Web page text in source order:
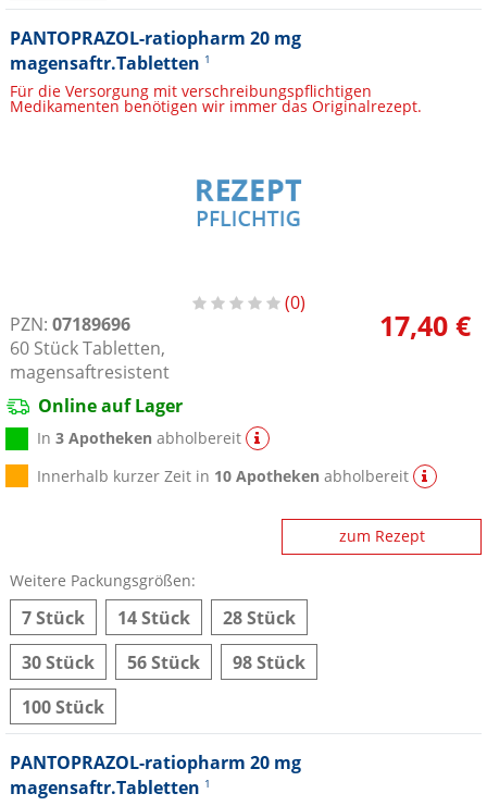
PANTOPRAZOL-ratiopharm 20 mg
magensaftr.Tabletten 1
Für die Versorgung mit verschreibungspflichtigen
Medikamenten benötigen wir immer das Originalrezept.
0
PZN: 07189696
60 Stück Tabletten,
magensaftresistent
17,40 €
Online auf Lager
In3 Apotheken abholbereit
Innerhalb kurzer Zeit in 10 Apotheken abholbereit
zum Rezept
Weitere Packungsgrößen:
7 Stück 14 Stück
28 Stück
30 Stück
56 Stück
98 Stück
100 Stück
PANTOPRAZOL-ratiopharm 20 mg
magensaftr.Tabletten 1